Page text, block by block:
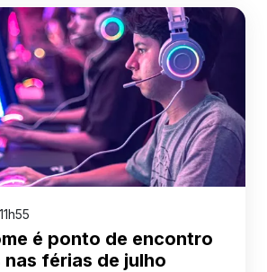
é ponto de encontro
nas férias de julho